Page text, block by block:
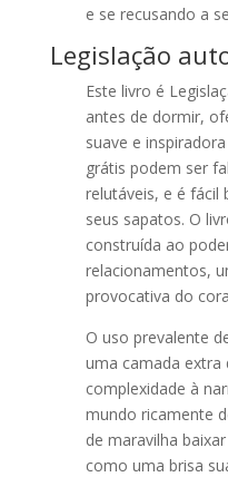
e se recusando a
Legislação
Este livro é
antes de dormir,
suave e
grátis podem ser
relutáveis, e é fácil
seus sapatos. O
construída ao
relacionamentos,
provocativa do
O uso prevalente
uma camada extra
complexidade à
mundo ricamente
de maravilha
como uma brisa